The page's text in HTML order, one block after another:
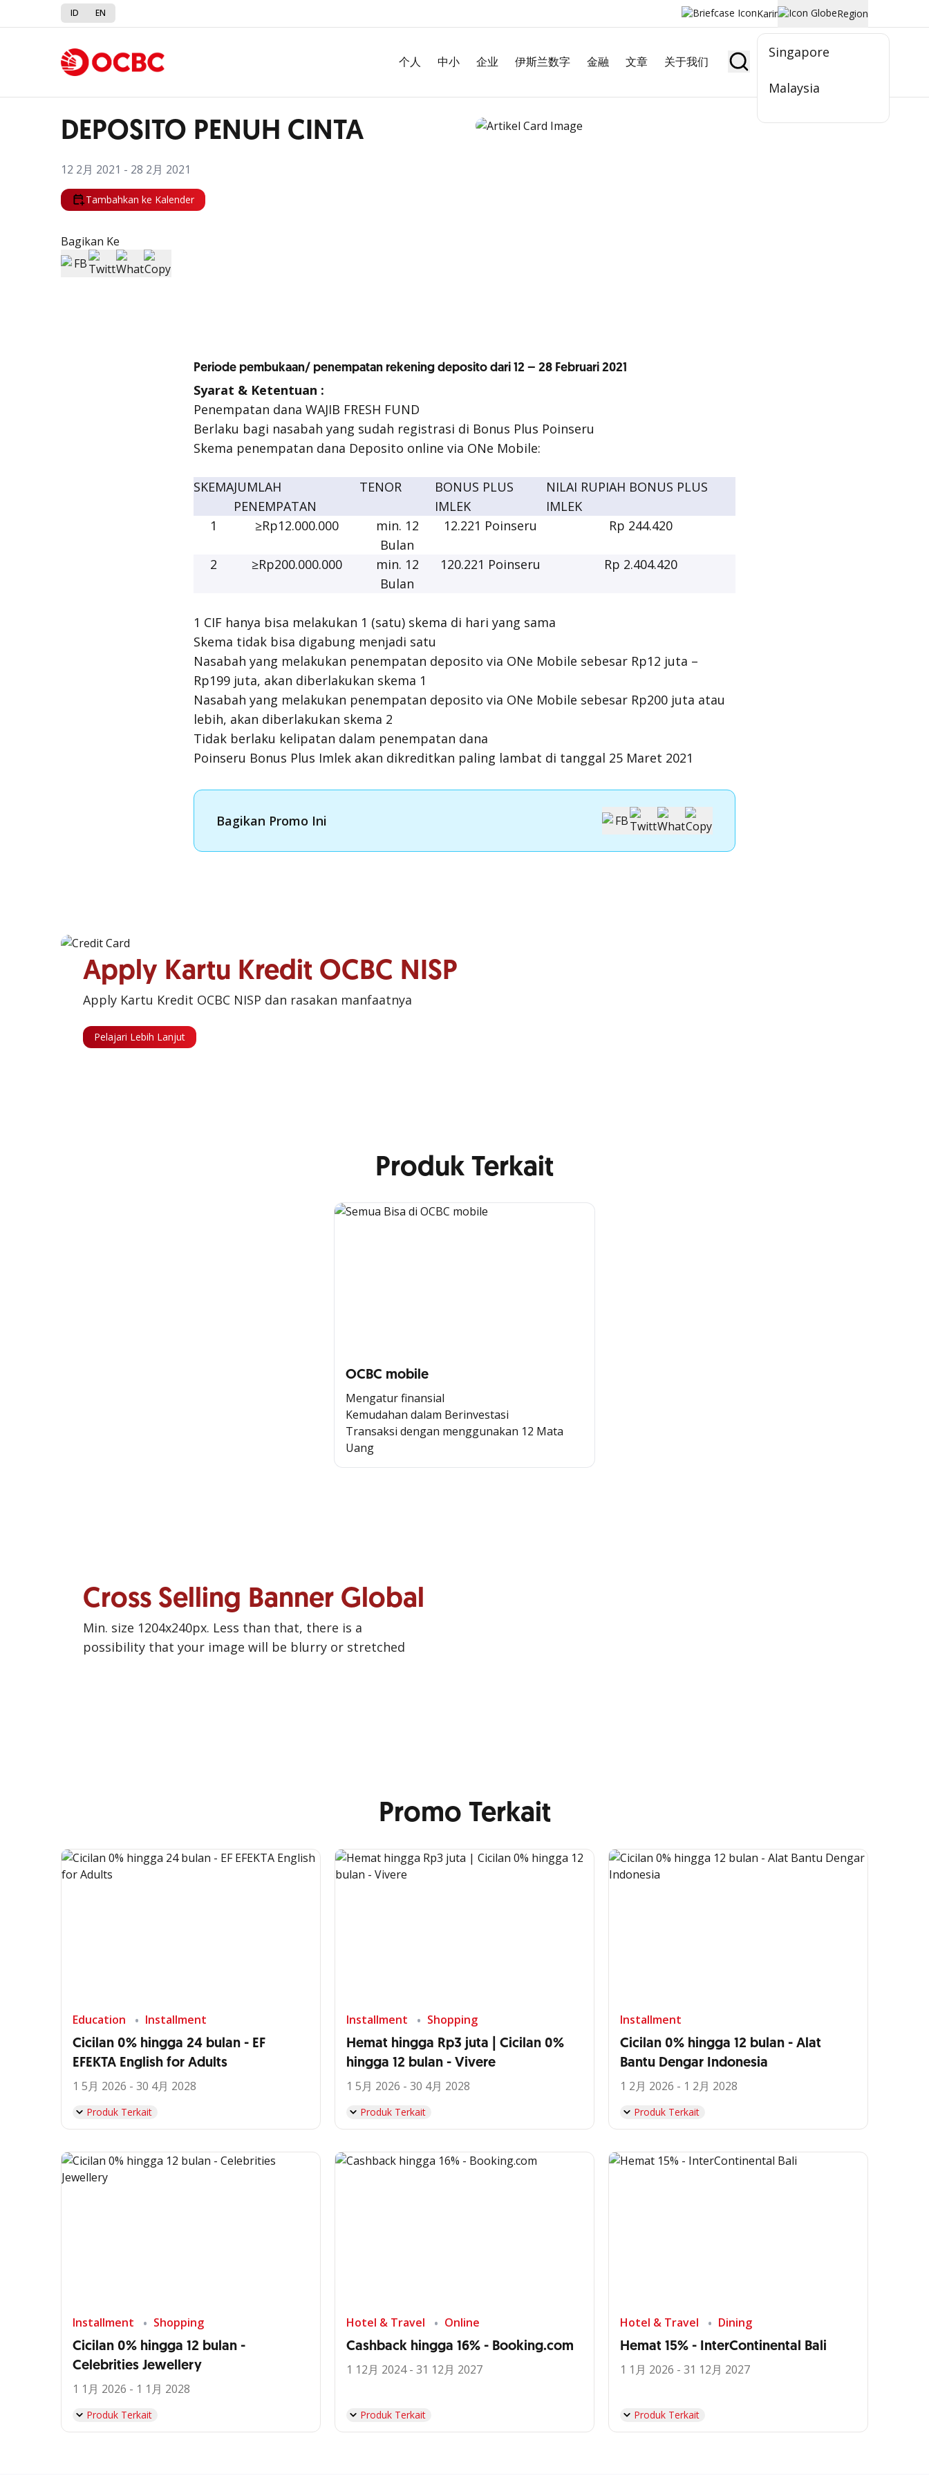
ID EN Karir Region
Singapore
Malaysia
个人 中小 企业 伊斯兰数字 金融 文章 关于我们 Jadi Nasabah
Kembali ke Promo
DEPOSITO PENUH CINTA
12 2月 2021 - 28 2月 2021
Tambahkan ke Kalender
Bagikan Ke
Periode pembukaan/ penempatan rekening deposito dari 12 – 28 Februari 2021
Syarat & Ketentuan :
Penempatan dana WAJIB FRESH FUND
Berlaku bagi nasabah yang sudah registrasi di Bonus Plus Poinseru
Skema penempatan dana Deposito online via ONe Mobile:
SKEMAJUMLAH
PENEMPATAN
TENOR
BONUS PLUS
IMLEK
NILAI RUPIAH BONUS PLUS
IMLEK
1
≥Rp12.000.000
min. 12
Bulan
12.221 Poinseru Rp 244.420
2 ≥Rp200.000.000
min. 12
Bulan
120.221 Poinseru Rp 2.404.420
1 CIF hanya bisa melakukan 1 (satu) skema di hari yang sama
Skema tidak bisa digabung menjadi satu
Nasabah yang melakukan penempatan deposito via ONe Mobile sebesar Rp12 juta –
Rp199 juta, akan diberlakukan skema 1
Nasabah yang melakukan penempatan deposito via ONe Mobile sebesar Rp200 juta atau
lebih, akan diberlakukan skema 2
Tidak berlaku kelipatan dalam penempatan dana
Poinseru Bonus Plus Imlek akan dikreditkan paling lambat di tanggal 25 Maret 2021
Bagikan Promo Ini
Apply Kartu Kredit OCBC NISP
Apply Kartu Kredit OCBC NISP dan rasakan manfaatnya
Pelajari Lebih Lanjut
Produk Terkait
OCBC mobile
Mengatur finansial
Kemudahan dalam Berinvestasi
Transaksi dengan menggunakan 12 Mata
Uang
Cross Selling Banner Global
Min. size 1204x240px. Less than that, there is a
possibility that your image will be blurry or stretched
Promo Terkait
Education Installment
Cicilan 0% hingga 24 bulan - EF
EFEKTA English for Adults
1 5月 2026 - 30 4月 2028
Produk Terkait
Installment Shopping
Hemat hingga Rp3 juta | Cicilan 0%
hingga 12 bulan - Vivere
1 5月 2026 - 30 4月 2028
Produk Terkait
Installment
Cicilan 0% hingga 12 bulan - Alat
Bantu Dengar Indonesia
1 2月 2026 - 1 2月 2028
Produk Terkait
Installment Shopping
Cicilan 0% hingga 12 bulan -
Celebrities Jewellery
1 1月 2026 - 1 1月 2028
Produk Terkait
Hotel & Travel Online
Cashback hingga 16% - Booking.com
1 12月 2024 - 31 12月 2027
Produk Terkait
Hotel & Travel Dining
Hemat 15% - InterContinental Bali
1 1月 2026 - 31 12月 2027
Produk Terkait